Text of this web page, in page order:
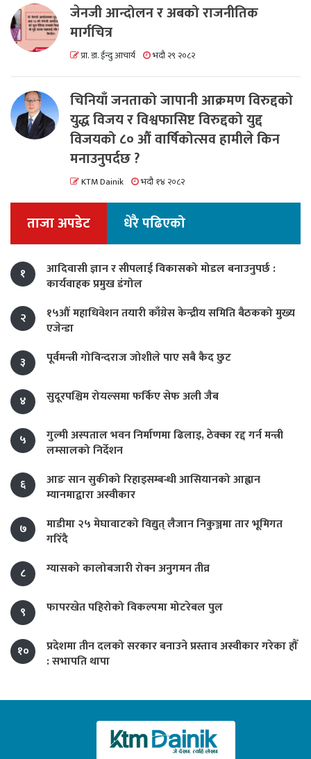
जेनजी आन्दोलन र अबको राजनीतिक
मार्गचित्र
प्रा. डा. ईन्दु आचार्य भदौ २९ २०८२
चिनियाँ जनताको जापानी आक्रमण विरुद्दको
युद्ध विजय र विश्वफासिष्ट विरुद्दको युद्द
विजयको ८० औं वार्षिकोत्सव हामीले किन
मनाउनुपर्दछ ?
KTM Dainik भदौ १४ २०८२
ताजा अपडेट धेरै पढिएको
१
आदिवासी ज्ञान र सीपलाई विकासको मोडल बनाउनुपर्छ :
कार्यवाहक प्रमुख डंगोल
२
१५औं महाधिवेशन तयारी काँग्रेस केन्द्रीय समिति बैठकको मुख्य
एजेन्डा
३
पूर्वमन्त्री गोविन्दराज जोशीले पाए सबै कैद छुट
४ सुदूरपश्चिम रोयल्समा फर्किए सेफ अली जैब
५
गुल्मी अस्पताल भवन निर्माणमा ढिलाइ, ठेक्का रद्द गर्न मन्त्री
लम्सालको निर्देशन
६
आङ सान सुकीको रिहाइसम्बन्धी आसियानको आह्वान
म्यानमाद्वारा अस्वीकार
७
माडीमा २५ मेघावाटको विद्युत् लैजान निकुञ्जमा तार भूमिगत
गरिँदै
८
ग्यासको कालोबजारी रोक्न अनुगमन तीव्र
९ फापरखेत पहिरोको विकल्पमा मोटरेबल पुल
१०
प्रदेशमा तीन दलको सरकार बनाउने प्रस्ताव अस्वीकार गरेका हौँ
: सभापति थापा